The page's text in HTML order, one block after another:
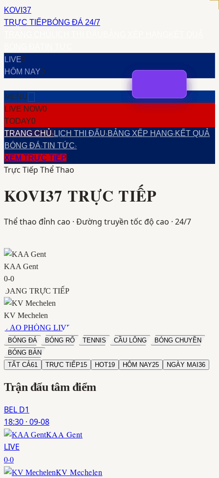
KOVI37
TRỰC TIẾPBÓNG ĐÁ 24/7
LIVE0
HÔM NAY0
MENU
LIVE NOW0
TODAY0
TRANG CHỦ› LỊCH THI ĐẤU›BẢNG XẾP HẠNG›KẾT QUẢ
BÓNG ĐÁ›TIN TỨC›
XEM TRỰC TIẾP
Trực Tiếp Thể Thao
KOVI37 TRỰC TIẾP
Thể thao đỉnh cao · Đường truyền tốc độ cao · 24/7
KAA Gent
0-0
ĐANG TRỰC TIẾP
KV Mechelen
VÀO PHÒNG LIVE
BÓNG ĐÁ BÓNG RỔ TENNIS CẦU LÔNG
BÓNG CHUYỀN
BÓNG BÀN
TẤT CẢ61 TRỰC TIẾP15 HOT19 HÔM NAY25 NGÀY MAI 36
Trận đấu tâm điểm
BEL D1
18:30 · 09-08
KAA Gent
LIVE
0·0
KV Mechelen